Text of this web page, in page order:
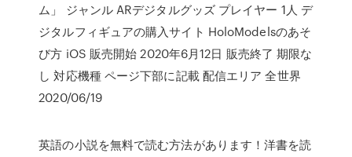
ム」 ジャンル ARデジタルグッズ プレイヤー 1人 デ
ジタルフィギュアの購入サイト HoloModelsのあそ
び方 iOS 販売開始 2020年6月12日 販売終了 期限な
し 対応機種 ページ下部に記載 配信エリア 全世界
2020/06/19
英語の小説を無料で読む方法があります！洋書を読